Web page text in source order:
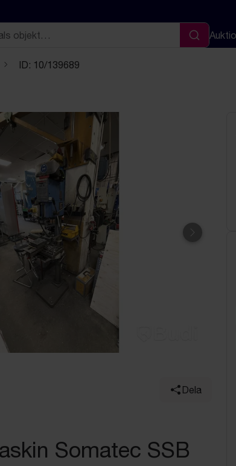
Sök
ID: 10/139689
Nästa
Dela
Somatec SSB